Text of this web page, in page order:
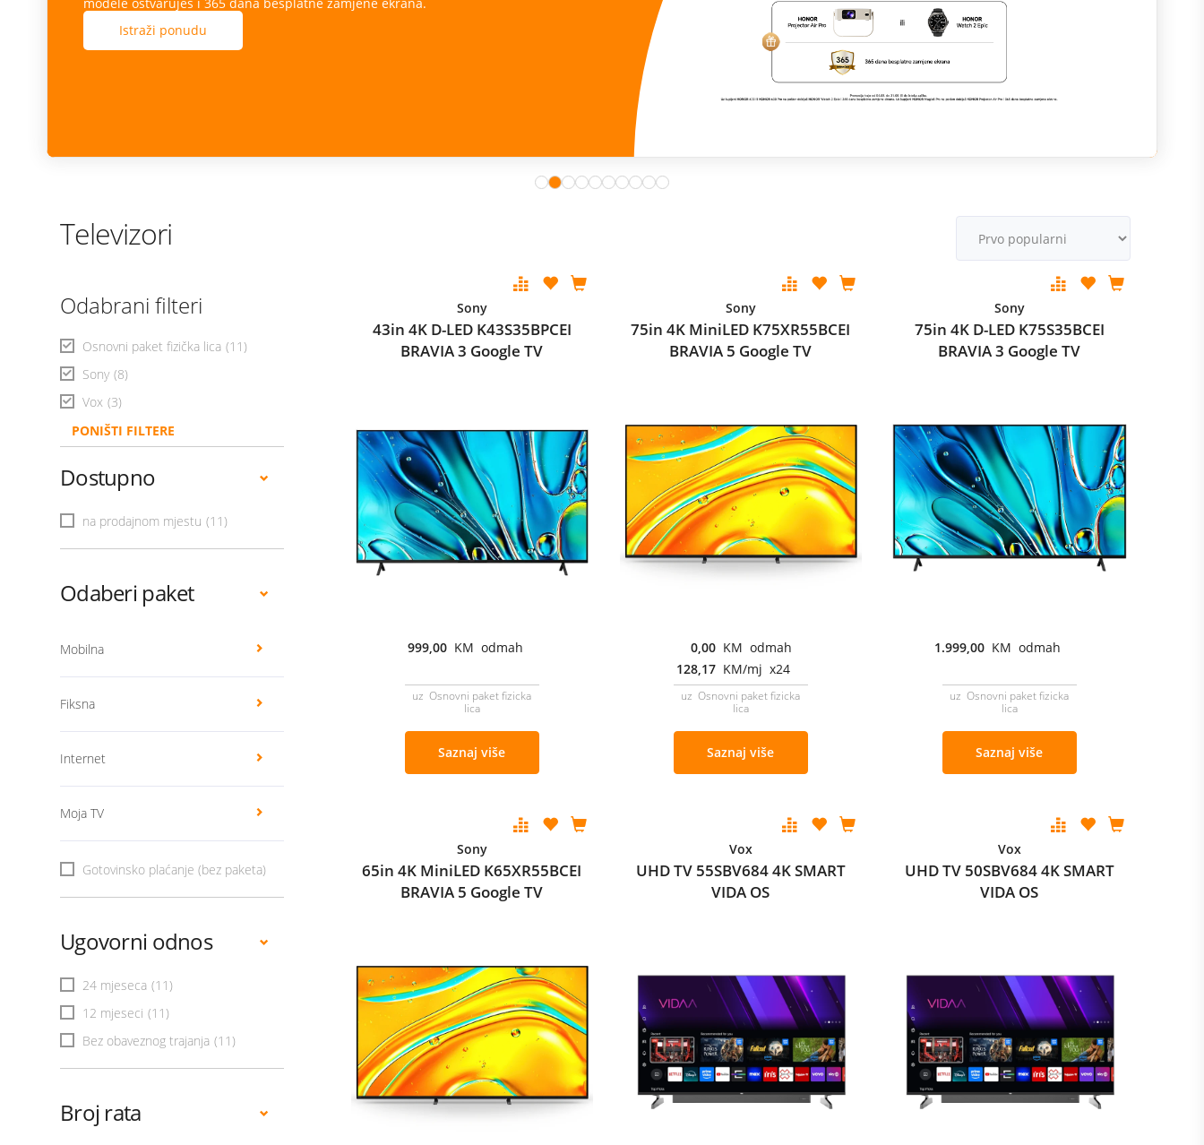
Istraži ponudu
Televizori
Odabrani filteri
Osnovni paket fizička lica (11)
Sony (8)
Vox (3)
PONIŠTI FILTERE
Dostupno
na prodajnom mjestu (11)
Odaberi paket
Mobilna
Fiksna
Internet
Moja TV
Gotovinsko plaćanje (bez paketa)
Ugovorni odnos
24 mjeseca (11)
12 mjeseci (11)
Bez obaveznog trajanja (11)
Broj rata
Sony
43in 4K D-LED K43S35BPCEI
BRAVIA 3 Google TV
999,00 KM odmah
uz Osnovni paket fizicka
lica
Saznaj više
Sony
75in 4K MiniLED K75XR55BCEI
BRAVIA 5 Google TV
0,00 KM odmah
128,17 KM/mj x24
uz Osnovni paket fizicka
lica
Saznaj više
Sony
75in 4K D-LED K75S35BCEI
BRAVIA 3 Google TV
1.999,00 KM odmah
uz Osnovni paket fizicka
lica
Saznaj više
Sony
65in 4K MiniLED K65XR55BCEI
BRAVIA 5 Google TV
Vox
UHD TV 55SBV684 4K SMART
VIDA OS
Vox
UHD TV 50SBV684 4K SMART
VIDA OS